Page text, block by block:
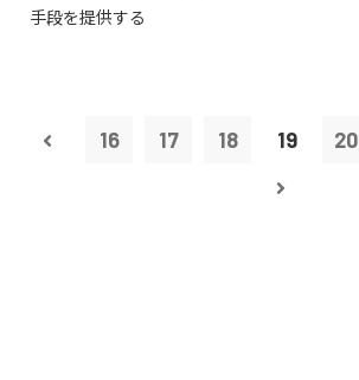
手段を提供する
16 17 18 19 20